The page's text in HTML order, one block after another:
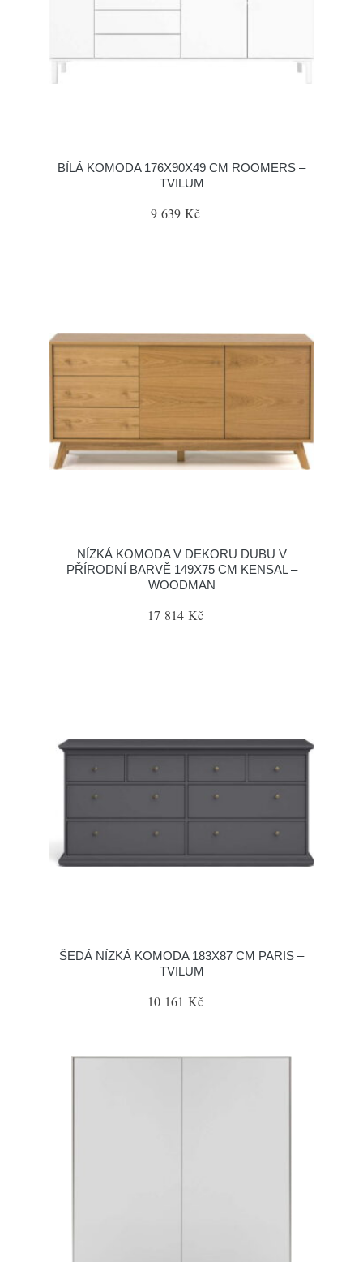
BÍLÁ KOMODA 176X90X49 CM ROOMERS –
TVILUM
9 639 Kč
NÍZKÁ KOMODA V DEKORU DUBU V
PŘÍRODNÍ BARVĚ 149X75 CM KENSAL –
WOODMAN
17 814 Kč
ŠEDÁ NÍZKÁ KOMODA 183X87 CM PARIS –
TVILUM
10 161 Kč